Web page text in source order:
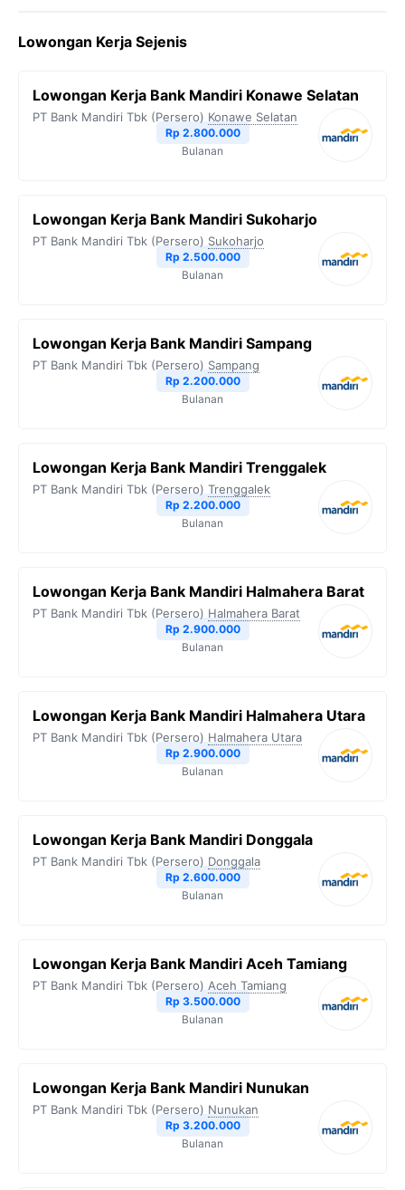
Lowongan Kerja Sejenis
Lowongan Kerja Bank Mandiri Konawe Selatan
PT Bank Mandiri Tbk (Persero) Konawe Selatan
Rp 2.800.000
Bulanan
Lowongan Kerja Bank Mandiri Sukoharjo
PT Bank Mandiri Tbk (Persero) Sukoharjo
Rp 2.500.000
Bulanan
Lowongan Kerja Bank Mandiri Sampang
PT Bank Mandiri Tbk (Persero) Sampang
Rp 2.200.000
Bulanan
Lowongan Kerja Bank Mandiri Trenggalek
PT Bank Mandiri Tbk (Persero) Trenggalek
Rp 2.200.000
Bulanan
Lowongan Kerja Bank Mandiri Halmahera Barat
PT Bank Mandiri Tbk (Persero) Halmahera Barat
Rp 2.900.000
Bulanan
Lowongan Kerja Bank Mandiri Halmahera Utara
PT Bank Mandiri Tbk (Persero) Halmahera Utara
Rp 2.900.000
Bulanan
Lowongan Kerja Bank Mandiri Donggala
PT Bank Mandiri Tbk (Persero) Donggala
Rp 2.600.000
Bulanan
Lowongan Kerja Bank Mandiri Aceh Tamiang
PT Bank Mandiri Tbk (Persero) Aceh Tamiang
Rp 3.500.000
Bulanan
Lowongan Kerja Bank Mandiri Nunukan
PT Bank Mandiri Tbk (Persero) Nunukan
Rp 3.200.000
Bulanan